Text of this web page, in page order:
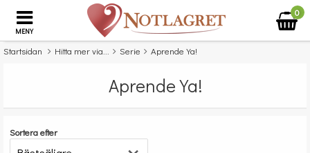
MENY
0
Startsidan Hitta mer via... Serie Aprende Ya!
Aprende Ya!
Sortera efter